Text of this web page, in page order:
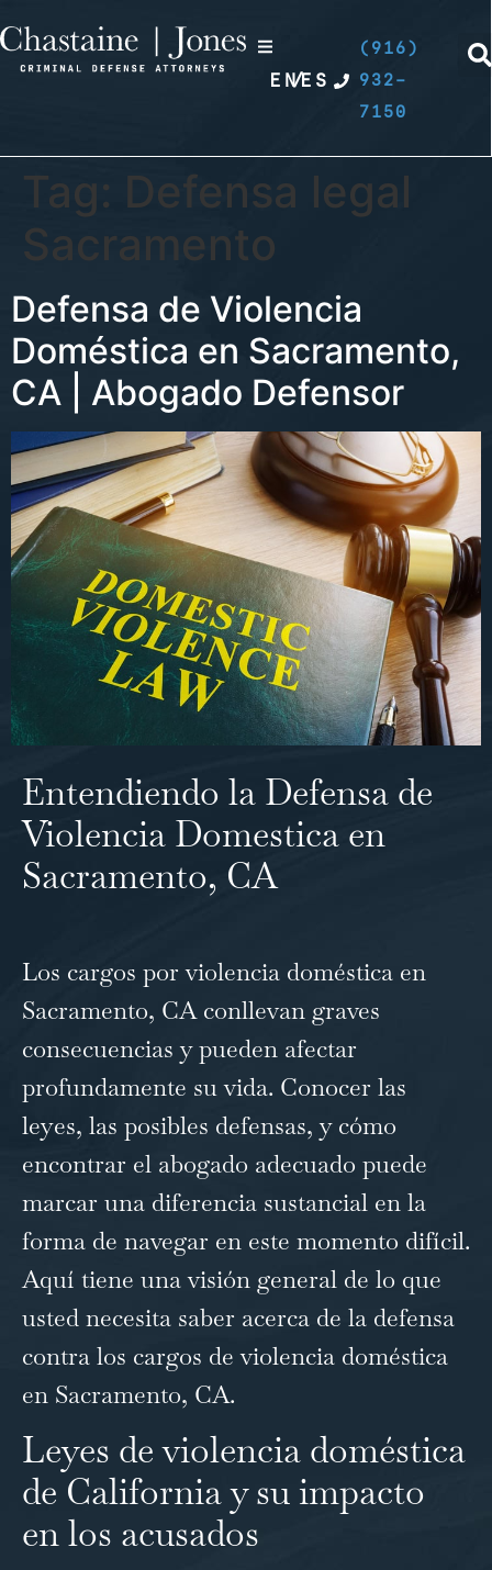
EN
/ES
(916)
932-
7150
Tag: Defensa legal
Sacramento
Defensa de Violencia
Doméstica en Sacramento,
CA | Abogado Defensor
Entendiendo la Defensa de
Violencia Domestica en
Sacramento, CA
Los cargos por violencia doméstica en
Sacramento, CA conllevan graves
consecuencias y pueden afectar
profundamente su vida. Conocer las
leyes, las posibles defensas, y cómo
encontrar el abogado adecuado puede
marcar una diferencia sustancial en la
forma de navegar en este momento difícil.
Aquí tiene una visión general de lo que
usted necesita saber acerca de la defensa
contra los cargos de violencia doméstica
en Sacramento, CA.
Leyes de violencia doméstica
de California y su impacto
en los acusados